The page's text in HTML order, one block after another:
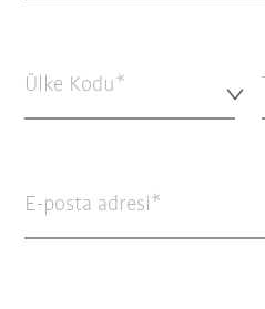
Ülke Kodu*
E-posta adresi